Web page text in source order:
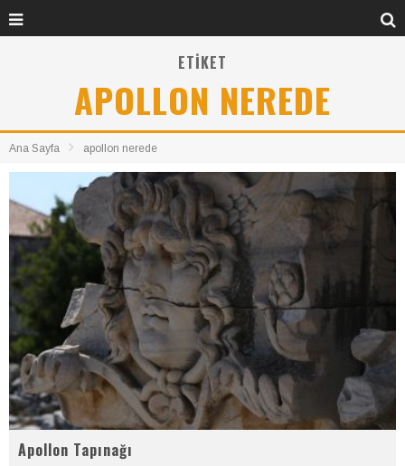
ETIKET
APOLLON NEREDE
Ana Sayfa apollon nerede
Apollon Tapınağı